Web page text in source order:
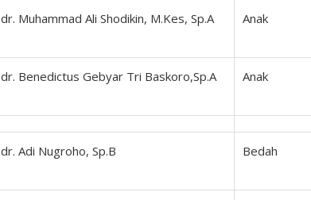
dr. Muhammad Ali Shodikin, M.Kes, Sp.A Anak
dr. Benedictus Gebyar Tri Baskoro,Sp.A Anak
dr. Adi Nugroho, Sp.B Bedah